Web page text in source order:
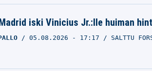
iski Vinicius Jr.:lle huiman
05.08.2026 - 17:17 SALTTU